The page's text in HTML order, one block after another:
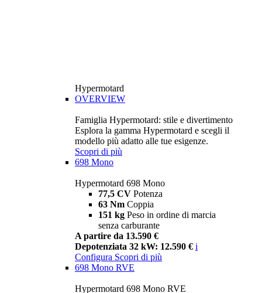
Hypermotard
OVERVIEW
Famiglia Hypermotard: stile e divertimento
Esplora la gamma Hypermotard e scegli il
modello più adatto alle tue esigenze.
Scopri di più
698 Mono
Hypermotard 698 Mono
77,5 CV Potenza
63 Nm Coppia
151 kg Peso in ordine di marcia
senza carburante
A partire da 13.590 €
Depotenziata 32 kW: 12.590 € i
Configura Scopri di più
698 Mono RVE
Hypermotard 698 Mono RVE